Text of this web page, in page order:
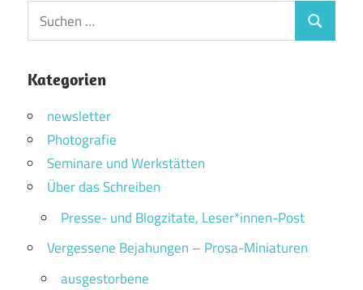
Suchen
nach:
Suchen
Kategorien
newsletter
Photografie
Seminare und Werkstätten
Über das Schreiben
Presse- und Blogzitate, Leser*innen-Post
Vergessene Bejahungen – Prosa-Miniaturen
ausgestorbene